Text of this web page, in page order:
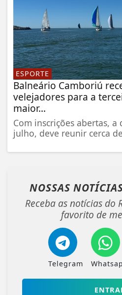
ESPORTE
Balneário Camboriú
velejadores para a
maior...
Com inscrições abertas,
julho, deve reunir cerca
NOSSAS
Receba as notícias do
favorito de
Telegram